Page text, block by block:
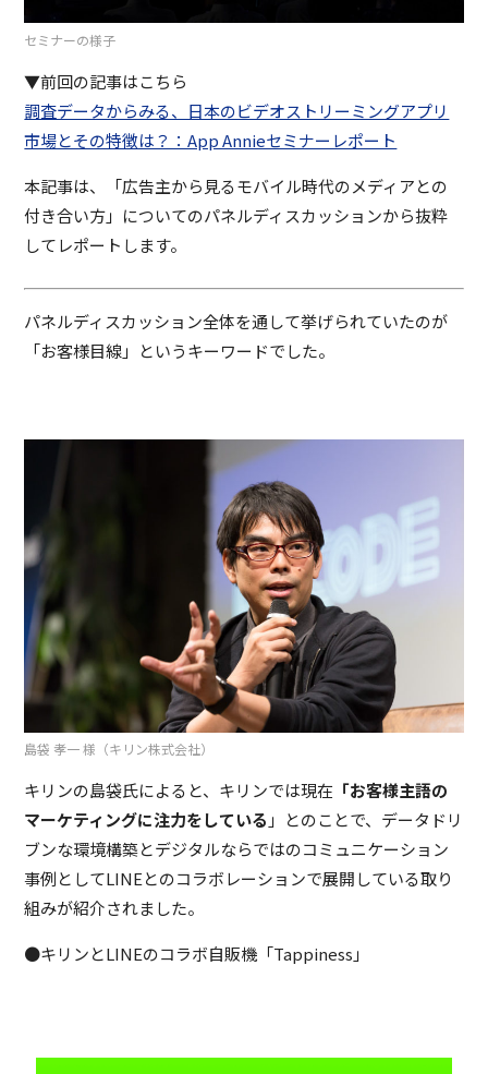
セミナーの様子
▼前回の記事はこちら
調査データからみる、日本のビデオストリーミングアプリ
市場とその特徴は？：App Annieセミナーレポート
本記事は、「広告主から見るモバイル時代のメディアとの
付き合い方」についてのパネルディスカッションから抜粋
してレポートします。
パネルディスカッション全体を通して挙げられていたのが
「お客様目線」というキーワードでした。
島袋 孝一 様（キリン株式会社）
キリンの島袋氏によると、キリンでは現在 「お客様主語の
マーケティングに注力をしている 」とのことで、データドリ
ブンな環境構築とデジタルならではのコミュニケーション
事例としてLINEとのコラボレーションで展開している取り
組みが紹介されました。
●キリンとLINEのコラボ自販機「Tappiness」